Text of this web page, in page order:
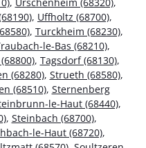
, Uffholtz (68700),
, Turckheim (68230),
le-Bas (68210),
, Tagsdorf (68130),
(68280), Strueth (68580),
(68510), Sternenberg
le-Haut (68440),
, Steinbach (68700),
le-Haut (68720),